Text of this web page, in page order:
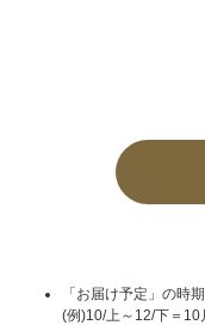
「お届け予定」の時
(例)10/上～12/下＝